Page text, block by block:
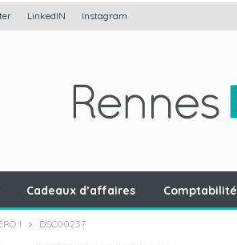
LinkedIN Instagram
Cadeaux d’affaires Comptabilité
1 DSC00237